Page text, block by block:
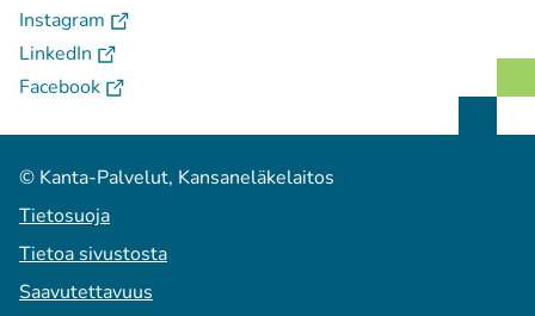
Instagram Avautuu uuteen välilehteen
LinkedIn Avautuu uuteen välilehteen
Facebook( Avautuu uuteen välilehteen
© Kanta-Palvelut, Kansaneläkelaitos
Tietosuoja
Tietoa sivustosta
Saavutettavuus